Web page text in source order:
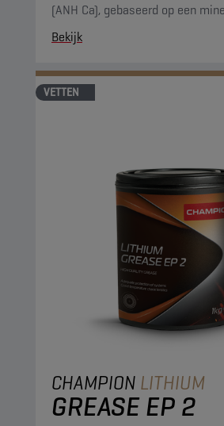
(ANH Ca), gebaseerd op een
Bekijk
VETTEN
CHAMPION LITHIUM
GREASE EP 2